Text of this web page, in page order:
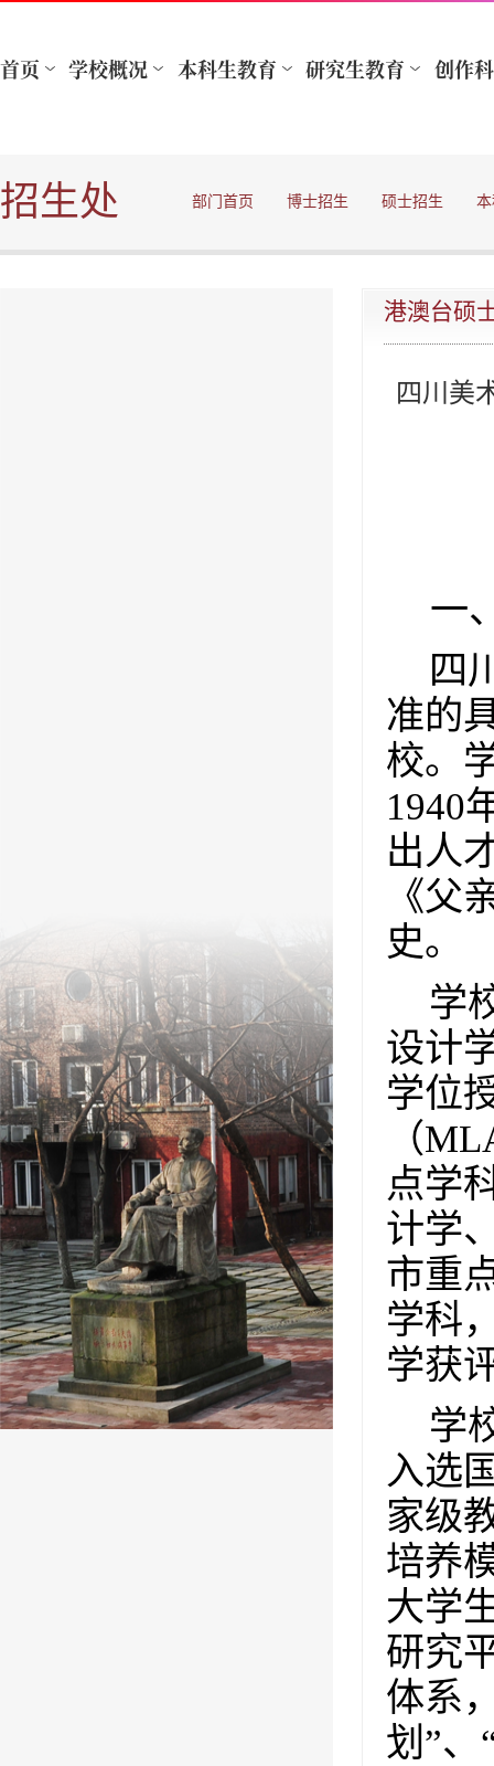
招生处 部门首页 博士招生 硕士招生
港澳台硕
四川美
一
四
准的
校。
1940
出人
《父
史。
学
设计
学位
（
点学
计学
市重
学科
学获
学
入选
家级
培养
大学
研究
体系
划”、